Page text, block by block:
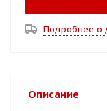
Подробнее о
Описание